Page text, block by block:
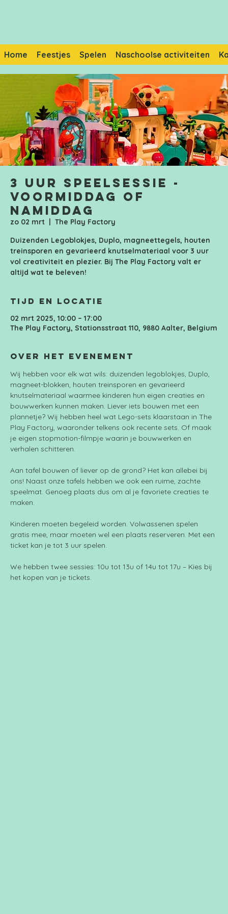
Home Feestjes Spelen Naschoolse activiteiten
3 uur speelsessie -
Voormiddag of
namiddag
zo 02 mrt
  |
The Play Factory
Duizenden Legoblokjes, Duplo, magneettegels, houten
treinsporen en gevarieerd knutselmateriaal voor 3 uur
vol creativiteit en plezier. Bij The Play Factory valt er
Tijd en locatie
02 mrt 2025, 10:00 – 17:00
The Play Factory, Stationsstraat 110, 9880 Aalter, Belgium
Over het evenement
Wij hebben voor elk wat wils: duizenden legoblokjes, Duplo,
magneet-blokken, houten treinsporen en gevarieerd
knutselmateriaal waarmee kinderen hun eigen creaties en
bouwwerken kunnen maken. Liever iets bouwen met een
plannetje? Wij hebben heel wat Lego-sets klaarstaan in The
Play Factory, waaronder telkens ook recente sets. Of maak
je eigen stopmotion-filmpje waarin je bouwwerken en
verhalen schitteren.
Aan tafel bouwen of liever op de grond? Het kan allebei bij
ons! Naast onze tafels hebben we ook een ruime, zachte
speelmat. Genoeg plaats dus om al je favoriete creaties te
maken.
Kinderen moeten begeleid worden. Volwassenen spelen
gratis mee, maar moeten wel een plaats reserveren. Met een
ticket kan je tot 3 uur spelen.
We hebben twee sessies: 10u tot 13u of 14u tot 17u – Kies bij
het kopen van je tickets.